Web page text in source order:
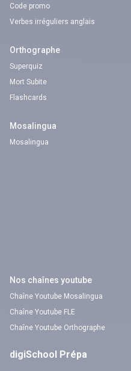
Code promo
Verbes irréguliers anglais
Orthographe
Superquiz
Mort Subite
Flashcards
Mosalingua
Mosalingua
Nos chaînes youtube
Chaîne Youtube Mosalingua
Chaîne Youtube FLE
Chaîne Youtube Orthographe
digiSchool Prépa